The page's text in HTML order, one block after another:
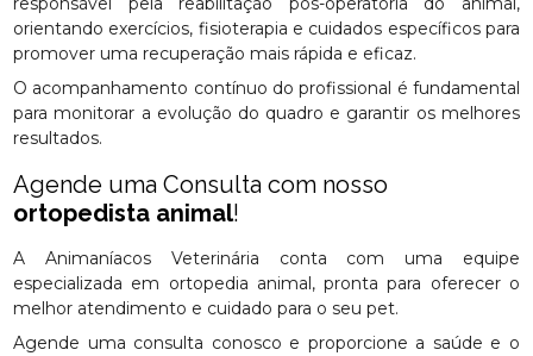
orientando exercícios, fisioterapia e cuidados específicos para
promover uma recuperação mais rápida e eficaz.
O acompanhamento contínuo do profissional é fundamental
para monitorar a evolução do quadro e garantir os melhores
resultados.
Agende uma Consulta com nosso
ortopedista animal!
A Animaníacos Veterinária conta com uma equipe
especializada em ortopedia animal, pronta para oferecer o
melhor atendimento e cuidado para o seu pet.
Agende uma consulta conosco e proporcione a saúde e o